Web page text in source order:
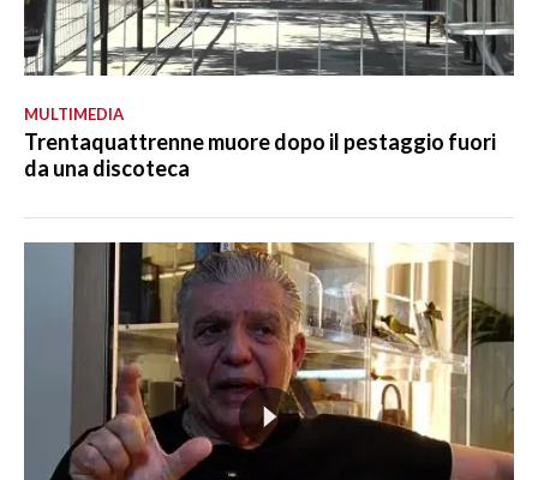
MULTIMEDIA
Trentaquattrenne muore dopo il pestaggio fuori
da una discoteca